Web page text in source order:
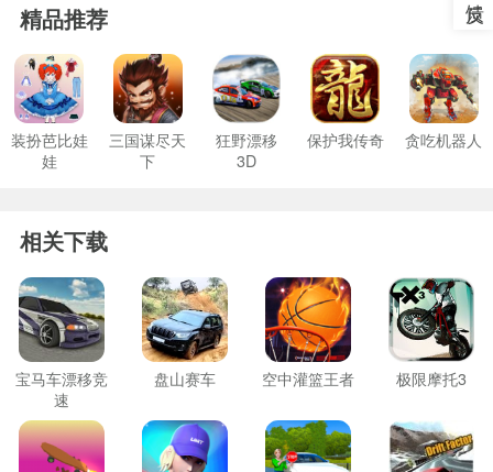
精品推荐
装扮芭比娃
娃
三国谋尽天
下
狂野漂移
3D
保护我传奇 贪吃机器人
相关下载
宝马车漂移竞
速
盘山赛车 空中灌篮王者 极限摩托3